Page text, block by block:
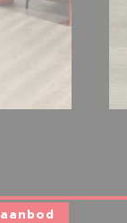
aanbod